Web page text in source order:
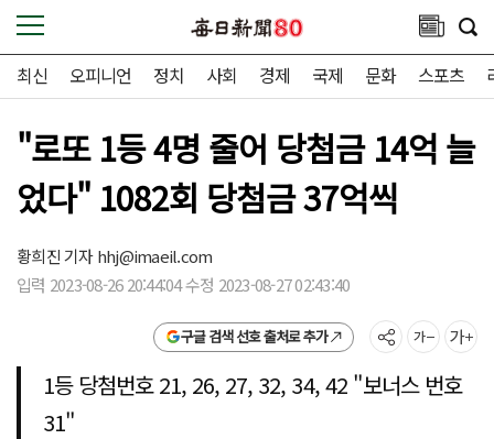
최신 오피니언 정치 사회 경제 국제 문화 스포츠
"로또 1등 4명 줄어 당첨금 14억 늘
었다" 1082회 당첨금 37억씩
황희진 기자hhj@imaeil.com
입력 2023-08-26 20:44:04 수정 2023-08-27 02:43:40
구글 검색 선호 출처로 추가
1등 당첨번호 21, 26, 27, 32, 34, 42 "보너스 번호
31"